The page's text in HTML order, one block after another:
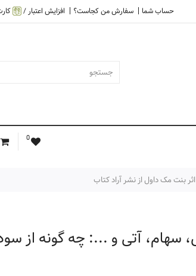
حساب شما سفارش من کجاست؟ افزایش اعتبار /
0
بنت مک داول از نشر آراد کتاب
سهام، آتی و ...: چه گونه از